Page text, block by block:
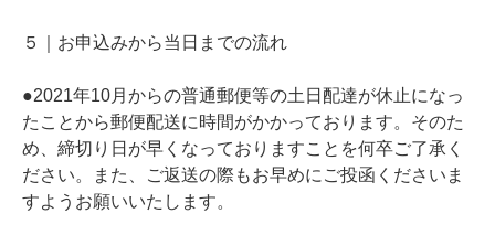
５｜お申込みから当日までの流れ
●2021年10月からの普通郵便等の土日配達が休止になっ
たことから郵便配送に時間がかかっております。そのた
め、締切り日が早くなっておりますことを何卒ご了承く
ださい。また、ご返送の際もお早めにご投函くださいま
すようお願いいたします。